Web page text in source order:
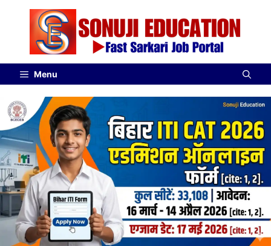
Menu